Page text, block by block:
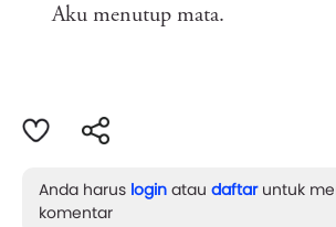
Aku menutup mata.
Anda harus login atau daftaruntuk
komentar